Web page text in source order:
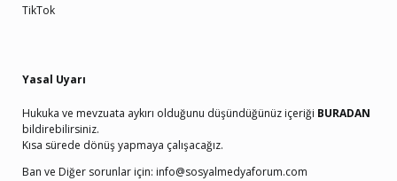
TikTok
Yasal Uyarı
Hukuka ve mevzuata aykırı olduğunu düşündüğünüz içeriği BURADAN
bildirebilirsiniz.
Kısa sürede dönüş yapmaya çalışacağız.
Ban ve Diğer sorunlar için: info@sosyalmedyaforum.com